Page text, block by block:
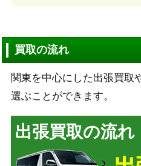
買取の流れ
関東を中心にした出張買取
選ぶことができます。
出張買取の流れ